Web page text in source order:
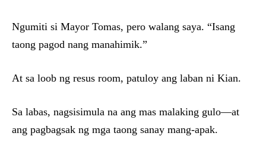
Ngumiti si Mayor Tomas, pero walang saya. “Isang
taong pagod nang manahimik.”
At sa loob ng resus room, patuloy ang laban ni Kian.
Sa labas, nagsisimula na ang mas malaking gulo—at
ang pagbagsak ng mga taong sanay mang-apak.